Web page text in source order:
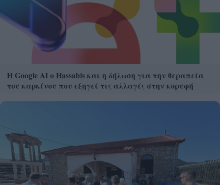
Η Google ΑΙ ο Hassabis και η δήλωση για την θεραπεία
του καρκίνου που εξηγεί τις αλλαγές στην κορυφή